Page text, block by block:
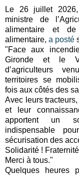
Le 26 juillet
ministre de
alimentaire et
alimentaire, a posté
"Face aux
Gironde et le
d’agriculteurs
territoires se
fois aux côtés des
Avec leurs
et leur
apportent un
indispensable
sécurisation des
Solidarité !
Merci à tous."
Quelques heures